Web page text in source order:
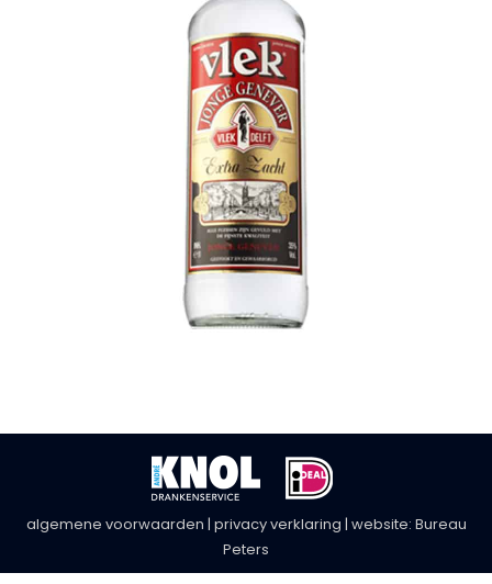
algemene voorwaarden | privacy verklaring | website: Bureau
Peters